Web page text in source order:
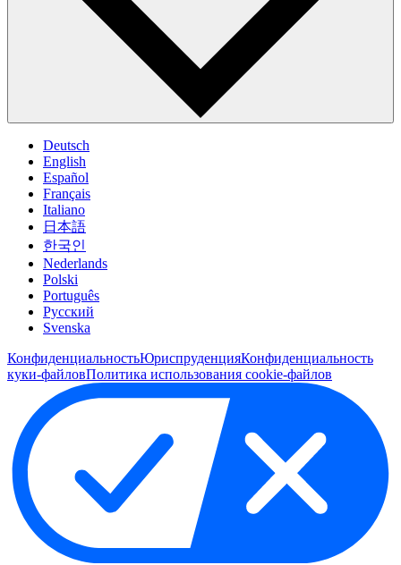
Deutsch
English
Español
Français
Italiano
日本語
한국인
Nederlands
Polski
Português
Pусский
Svenska
КонфиденциальностьЮриспруденцияКонфиденциальность
куки-файловПолитика использования cookie-файлов